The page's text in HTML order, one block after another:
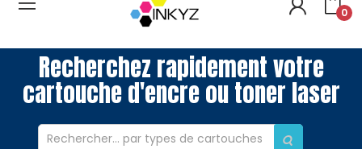
0
Recherchez rapidement votre
cartouche d'encre ou toner laser